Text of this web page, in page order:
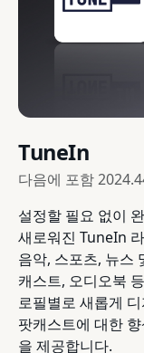
TuneIn
다음에 포함
설정할 필요 없이
새로워진 TuneIn
음악, 스포츠, 뉴스
캐스트, 오디오북
로필별로 새롭게
팟캐스트에 대한
을 제공합니다.